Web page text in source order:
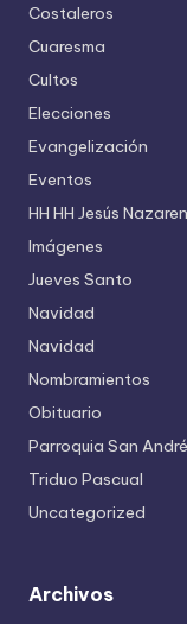
Costaleros
Cuaresma
Cultos
Elecciones
Evangelización
Eventos
HH HH Jesús
Imágenes
Jueves Santo
Navidad
Navidad
Nombramientos
Obituario
Parroquia San
Triduo Pascual
Uncategorized
Archivos